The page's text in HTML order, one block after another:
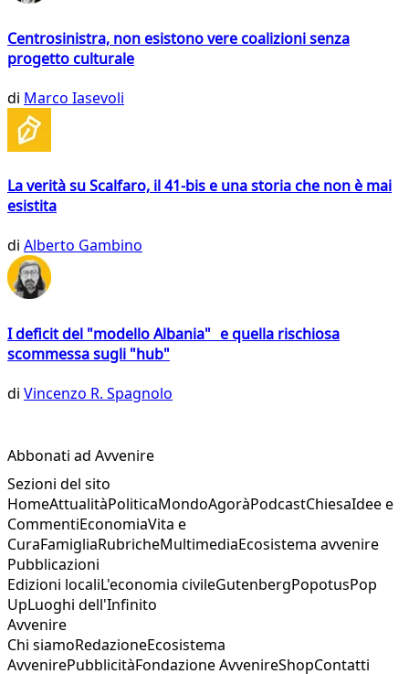
Centrosinistra, non esistono vere coalizioni senza
progetto culturale
di Marco Iasevoli
La verità su Scalfaro, il 41-bis e una storia che non è mai
esistita
di Alberto Gambino
I deficit del "modello Albania" e quella rischiosa
scommessa sugli "hub"
di Vincenzo R. Spagnolo
Abbonati ad Avvenire
Sezioni del sito
HomeAttualitàPoliticaMondoAgoràPodcastChiesaIdee e
CommentiEconomiaVita e
CuraFamigliaRubricheMultimediaEcosistema avvenire
Pubblicazioni
Edizioni localiL'economia civileGutenbergPopotusPop
UpLuoghi dell'Infinito
Avvenire
Chi siamoRedazioneEcosistema
AvvenirePubblicitàFondazione AvvenireShopContatti